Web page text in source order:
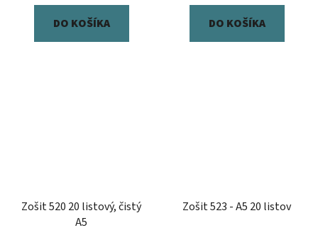
DO KOŠÍKA DO KOŠÍKA
Zošit 520 20 listový, čistý
A5
Zošit 523 - A5 20 listov